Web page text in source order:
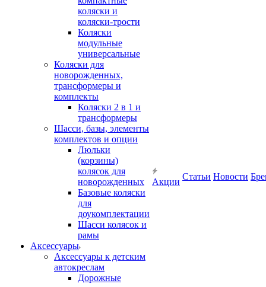
коляски и
коляски-трости
Коляски
модульные
универсальные
Коляски для
новорожденных,
трансформеры и
комплекты
Коляски 2 в 1 и
трансформеры
Шасси, базы, элементы
комплектов и опции
Люльки
(корзины)
колясок для
новорожденных
Базовые коляски
для
доукомплектации
Шасси колясок и
рамы
Аксессуары
Аксессуары к детским
автокреслам
Дорожные
Акции
Статьи Новости